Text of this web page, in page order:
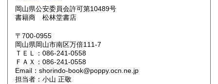
鳥取県 600円
岡山県
山口県 600円
香川県 600円 愛媛県
岡山県公安委員会許可第10489号
書籍商 松林堂書店
〒700-0955
岡山県岡山市南区万倍111-7
ＴＥＬ：086-241-0558
ＦＡＸ：086-241-0558
Email：shorindo-book@poppy.ocn.ne.jp
担当者：小山 正敬